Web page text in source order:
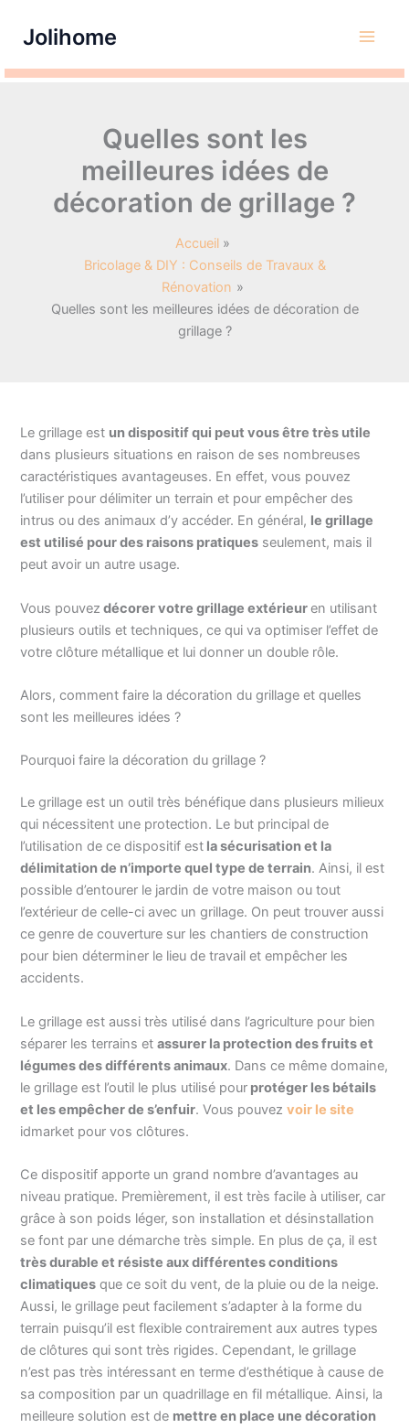
Jolihome
Quelles sont les
meilleures idées de
décoration de grillage ?
Accueil
Bricolage & DIY : Conseils de Travaux &
Rénovation
Quelles sont les meilleures idées de décoration de
grillage ?
Le grillage est un dispositif qui peut vous être très utile
dans plusieurs situations en raison de ses nombreuses
caractéristiques avantageuses. En effet, vous pouvez
l’utiliser pour délimiter un terrain et pour empêcher des
intrus ou des animaux d’y accéder. En général, le grillage
est utilisé pour des raisons pratiques seulement, mais il
peut avoir un autre usage.
Vous pouvez décorer votre grillage extérieuren utilisant
plusieurs outils et techniques, ce qui va optimiser l’effet de
votre clôture métallique et lui donner un double rôle.
Alors, comment faire la décoration du grillage et quelles
sont les meilleures idées ?
Pourquoi faire la décoration du grillage ?
Le grillage est un outil très bénéfique dans plusieurs milieux
qui nécessitent une protection. Le but principal de
l’utilisation de ce dispositif est la sécurisation et la
délimitation de n’importe quel type de terrain. Ainsi, il est
possible d’entourer le jardin de votre maison ou tout
l’extérieur de celle-ci avec un grillage. On peut trouver aussi
ce genre de couverture sur les chantiers de construction
pour bien déterminer le lieu de travail et empêcher les
accidents.
Le grillage est aussi très utilisé dans l’agriculture pour bien
séparer les terrains etassurer la protection des fruits et
légumes des différents animaux. Dans ce même domaine,
le grillage est l’outil le plus utilisé pour protéger les bétails
et les empêcher de s’enfuir. Vous pouvezvoir le site
idmarket pour vos clôtures.
Ce dispositif apporte un grand nombre d’avantages au
niveau pratique. Premièrement, il est très facile à utiliser, car
grâce à son poids léger, son installation et désinstallation
se font par une démarche très simple. En plus de ça, il est
très durable et résiste aux différentes conditions
climatiques que ce soit du vent, de la pluie ou de la neige.
Aussi, le grillage peut facilement s’adapter à la forme du
terrain puisqu’il est flexible contrairement aux autres types
de clôtures qui sont très rigides. Cependant, le grillage
n’est pas très intéressant en terme d’esthétique à cause de
sa composition par un quadrillage en fil métallique. Ainsi, la
meilleure solution est de mettre en place une décoration